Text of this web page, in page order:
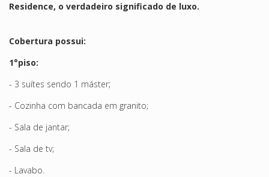
Residence, o verdadeiro significado de luxo.
Cobertura possui:
1°piso:
- 3 suítes sendo 1 máster;
- Cozinha com bancada em granito;
- Sala de jantar;
- Sala de tv;
- Lavabo.